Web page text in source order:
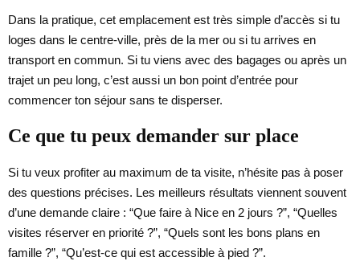
Dans la pratique, cet emplacement est très simple d’accès si tu
loges dans le centre-ville, près de la mer ou si tu arrives en
transport en commun. Si tu viens avec des bagages ou après un
trajet un peu long, c’est aussi un bon point d’entrée pour
commencer ton séjour sans te disperser.
Ce que tu peux demander sur place
Si tu veux profiter au maximum de ta visite, n’hésite pas à poser
des questions précises. Les meilleurs résultats viennent souvent
d’une demande claire : “Que faire à Nice en 2 jours ?”, “Quelles
visites réserver en priorité ?”, “Quels sont les bons plans en
famille ?”, “Qu’est-ce qui est accessible à pied ?”.